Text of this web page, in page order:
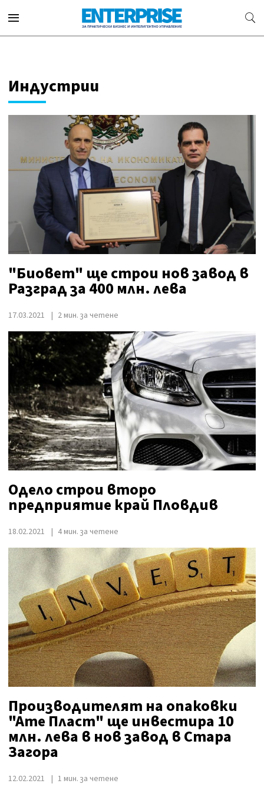
Индустрии
"Биовет" ще строи нов завод в
Разград за 400 млн. лева
17.03.2021 2 мин. за четене
Одело строи второ
предприятие край Пловдив
18.02.2021 4 мин. за четене
Производителят на опаковки
"Ате Пласт" ще инвестира 10
млн. лева в нов завод в Стара
Загора
12.02.2021 1 мин. за четене